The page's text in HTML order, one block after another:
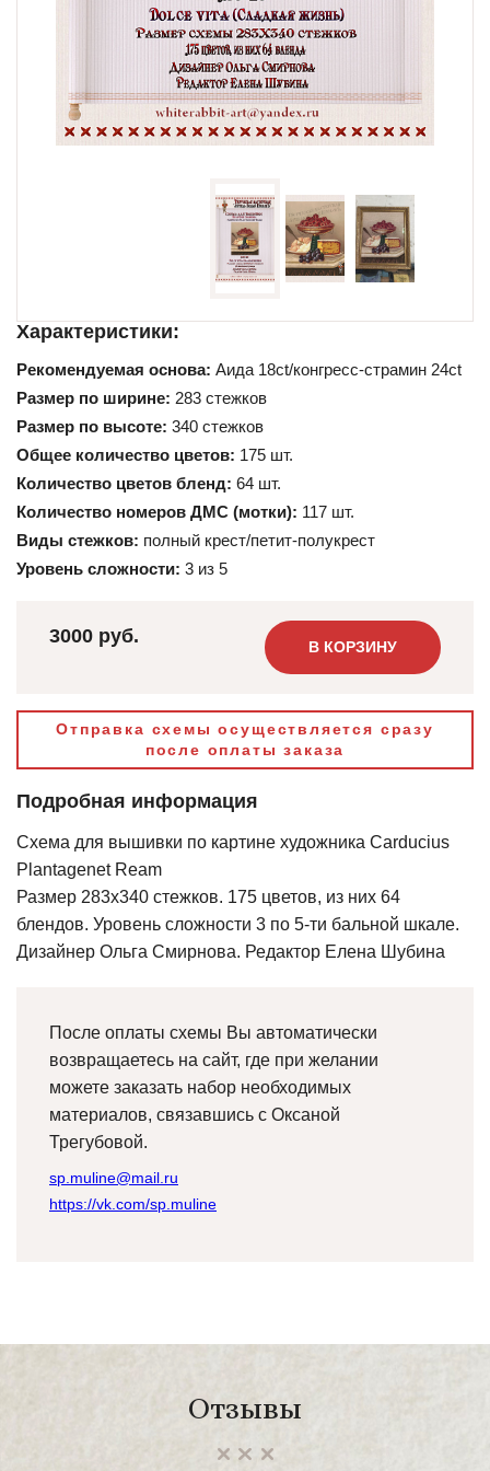
Характеристики:
Рекомендуемая основа: Аида 18ct/конгресс-страмин 24ct
Размер по ширине: 283 стежков
Размер по высоте: 340 стежков
Общее количество цветов: 175 шт.
Количество цветов бленд: 64 шт.
Количество номеров ДМС (мотки): 117 шт.
Виды стежков: полный крест/петит-полукрест
Уровень сложности: 3 из 5
3000 руб. В КОРЗИНУ
Отправка схемы осуществляется сразу
после оплаты заказа
Подробная информация
Схема для вышивки по картине художника Carducius
Plantagenet Ream
Размер 283х340 стежков. 175 цветов, из них 64
блендов. Уровень сложности 3 по 5-ти бальной шкале.
Дизайнер Ольга Смирнова. Редактор Елена Шубина
После оплаты схемы Вы автоматически
возвращаетесь на сайт, где при желании
можете заказать набор необходимых
материалов, связавшись с Оксаной
Трегубовой.
sp.muline@mail.ru
https://vk.com/sp.muline
Отзывы